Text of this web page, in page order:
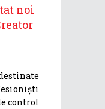
noi
control